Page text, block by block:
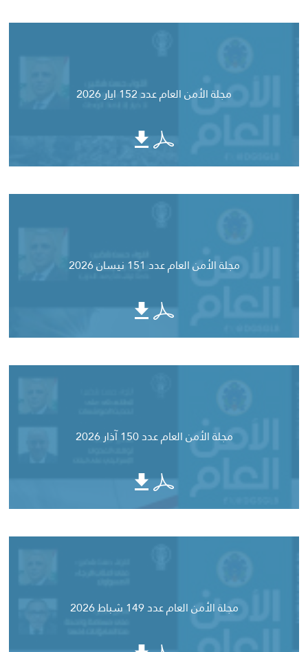
مجلة الأمن العام عدد 152 ايار 2026
مجلة الأمن العام عدد 151 نيسان 2026
مجلة الأمن العام عدد 150 آذار 2026
مجلة الأمن العام عدد 149 شباط 2026